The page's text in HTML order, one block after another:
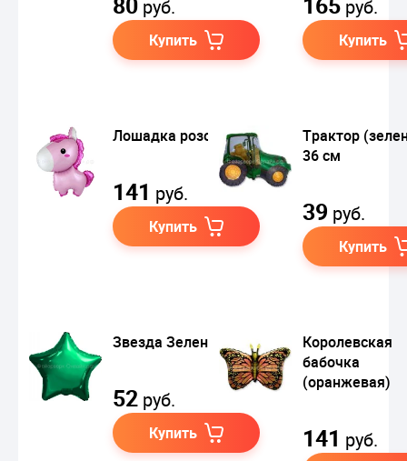
руб.
Купить
руб.
Купить
Лошадка розовая
141 руб.
Купить
Трактор
36 см
39 руб.
Купить
Звезда Зеленый
52 руб.
Купить
Королевская
бабочка
(оранжевая)
141 руб.